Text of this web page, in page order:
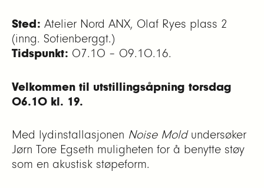
Sted: Atelier Nord ANX, Olaf Ryes plass 2
(inng. Sofienberggt.)
Tidspunkt: 07.10 – 09.10.16.
Velkommen til utstillingsåpning torsdag
06.10 kl. 19.
Med lydinstallasjonen Noise Moldundersøker
Jørn Tore Egseth muligheten for å benytte støy
som en akustisk støpeform.